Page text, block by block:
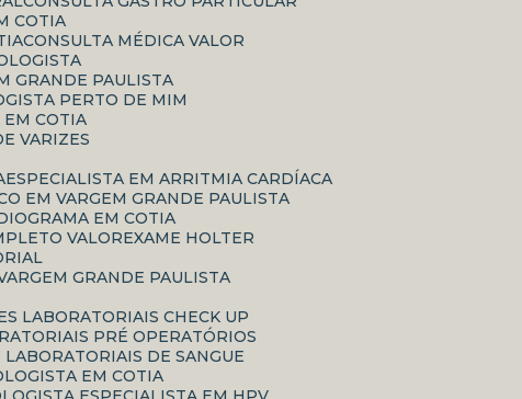
COTIA
CONSULTA MÉDICA VALOR
GRANDE PAULISTA
PERTO DE MIM
EM COTIA
VARIZES
ESPECIALISTA EM ARRITMIA CARDÍACA
EM VARGEM GRANDE PAULISTA
EM COTIA
VALOR
EXAME HOLTER
GRANDE PAULISTA
LABORATORIAIS CHECK UP
PRÉ OPERATÓRIOS
LABORATORIAIS DE SANGUE
EM COTIA